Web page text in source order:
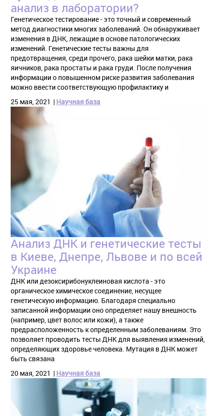
анализ в лаборатории?
Генетическое тестирование - это точный и современный
метод диагностики многих заболеваний. Он обнаруживает
изменения в ДНК, лежащие в основе патологических
изменений. Генетические тесты важны для
предотвращения, среди прочего, рака шейки матки, рака
яичников, рака простаты и рака груди. После получения
информации о повышенном риске развития заболевания
можно ввести соответствующую профилактику и
25 мая, 2021
Научная база
Анализ ДНК и генетические тесты
в Киеве, Днепре, Львове и по всей
Украине
ДНК или дезоксирибонуклеиновая кислота - это
органическое химическое соединение, несущее
генетическую информацию. Благодаря специально
записанной информации оно определяет нашу внешность
(например, цвет волос или кожи), а также
предрасположенность к определенным заболеваниям. Это
позволяет проводить тесты ДНК для выявления изменений,
определяющих здоровье человека. Мутация в ДНК может
быть связана
20 мая, 2021
Научная база